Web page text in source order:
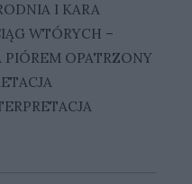
I KARA
WTÓRYCH –
OPATRZONY